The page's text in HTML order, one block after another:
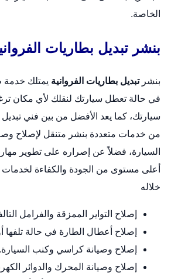
الخاصة.
بنشر تبديل بطاريات
بنشرتبديل بطاريات الفروانية يمتلك
في حالة تعطل سيارتك لنقلك لأي مكان
سيارتك، كما يعد الأفضل من بين فني تبديل
من خدمات متعددة بنشر متنقل لإصلاح
السيارة، فضلاً عن إصراره على تطوير
أعلى مستوى من الجودة والكفاءة
خلاله
إصلاح التواير الممزقة والفرامل
إصلاح أعطال الطارة في حالة تلفها
إصلاح وصيانة كراسي وكنب السيارة.
إصلاح وصيانة المحرك والدوائر